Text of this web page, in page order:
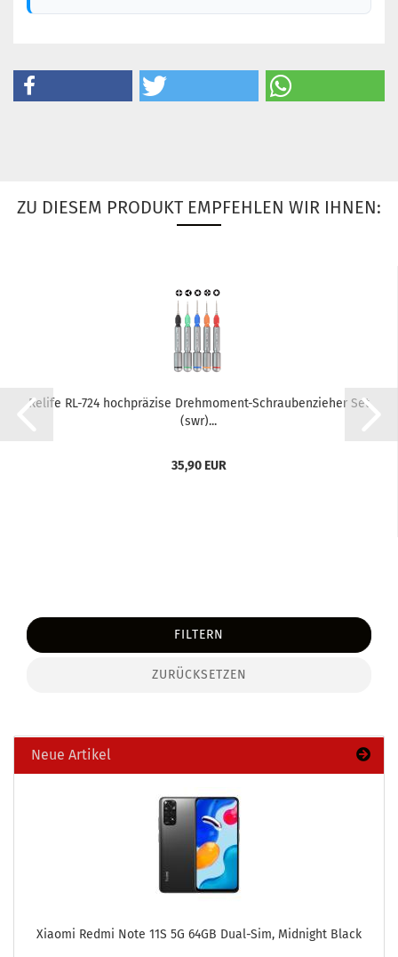
ZU DIESEM PRODUKT EMPFEHLEN WIR IHNEN:
Re­li­fe RL-​724 hoch­prä­zi­se Drehmoment-​​Schrau­ben­zie­her Set
(swr)...
35,90 EUR
FILTERN
ZURÜCKSETZEN
Neue Artikel
Xiao­mi Redmi Note 11S 5G 64GB Dual-​Sim, Mid­night Black